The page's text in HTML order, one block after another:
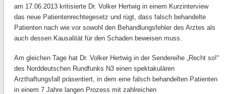
am 17.06.2013 kritisierte Dr. Volker Hertwig in einem Kurzinterview
das neue Patientenrechtegesetz und rügt, dass falsch behandelte
Patienten nach wie vor sowohl den Behandlungsfehler des Arztes als
auch dessen Kausalität für den Schaden beweisen muss.
Am gleichen Tage hat Dr. Volker Hertwig in der Sendereihe „Recht so!“
des Norddeutschen Rundfunks N3 einen spektakulären
Arzthaftungsfall präsentiert, in dem eine falsch behandelten Patienten
in einem 7 Jahre langen Prozess mit zahlreichen